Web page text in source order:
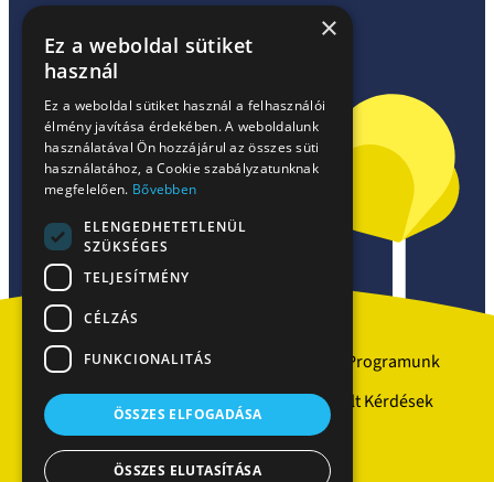
Szakrendelések
Programunk
Kérdezz-Felelek
Gyakran Ismételt Kérdések
Hírek
×
Ez a weboldal sütiket
használ
Ez a weboldal sütiket használ a felhasználói
élmény javítása érdekében. A weboldalunk
használatával Ön hozzájárul az összes süti
használatához, a Cookie szabályzatunknak
megfelelően. Bővebben
ELENGEDHETETLENÜL
SZÜKSÉGES
TELJESÍTMÉNY
CÉLZÁS
FUNKCIONALITÁS
ÖSSZES ELFOGADÁSA
ÖSSZES ELUTASÍTÁSA